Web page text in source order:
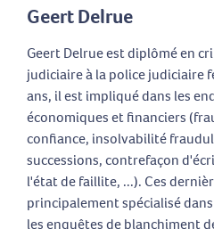
Geert Delrue
Geert Delrue est diplômé en
judiciaire à la police judiciaire
ans, il est impliqué dans les
économiques et financiers
confiance, insolvabilité
successions, contrefaçon
l'état de faillite, ...). Ces
principalement spécialisé
les enquêtes de blanchiment